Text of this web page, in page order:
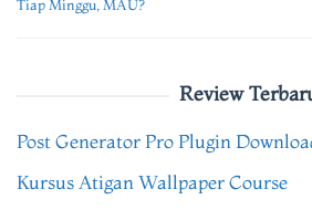
Tiap Minggu, MAU?
Review
Post Generator Pro Plugin
Kursus Atigan Wallpaper Course